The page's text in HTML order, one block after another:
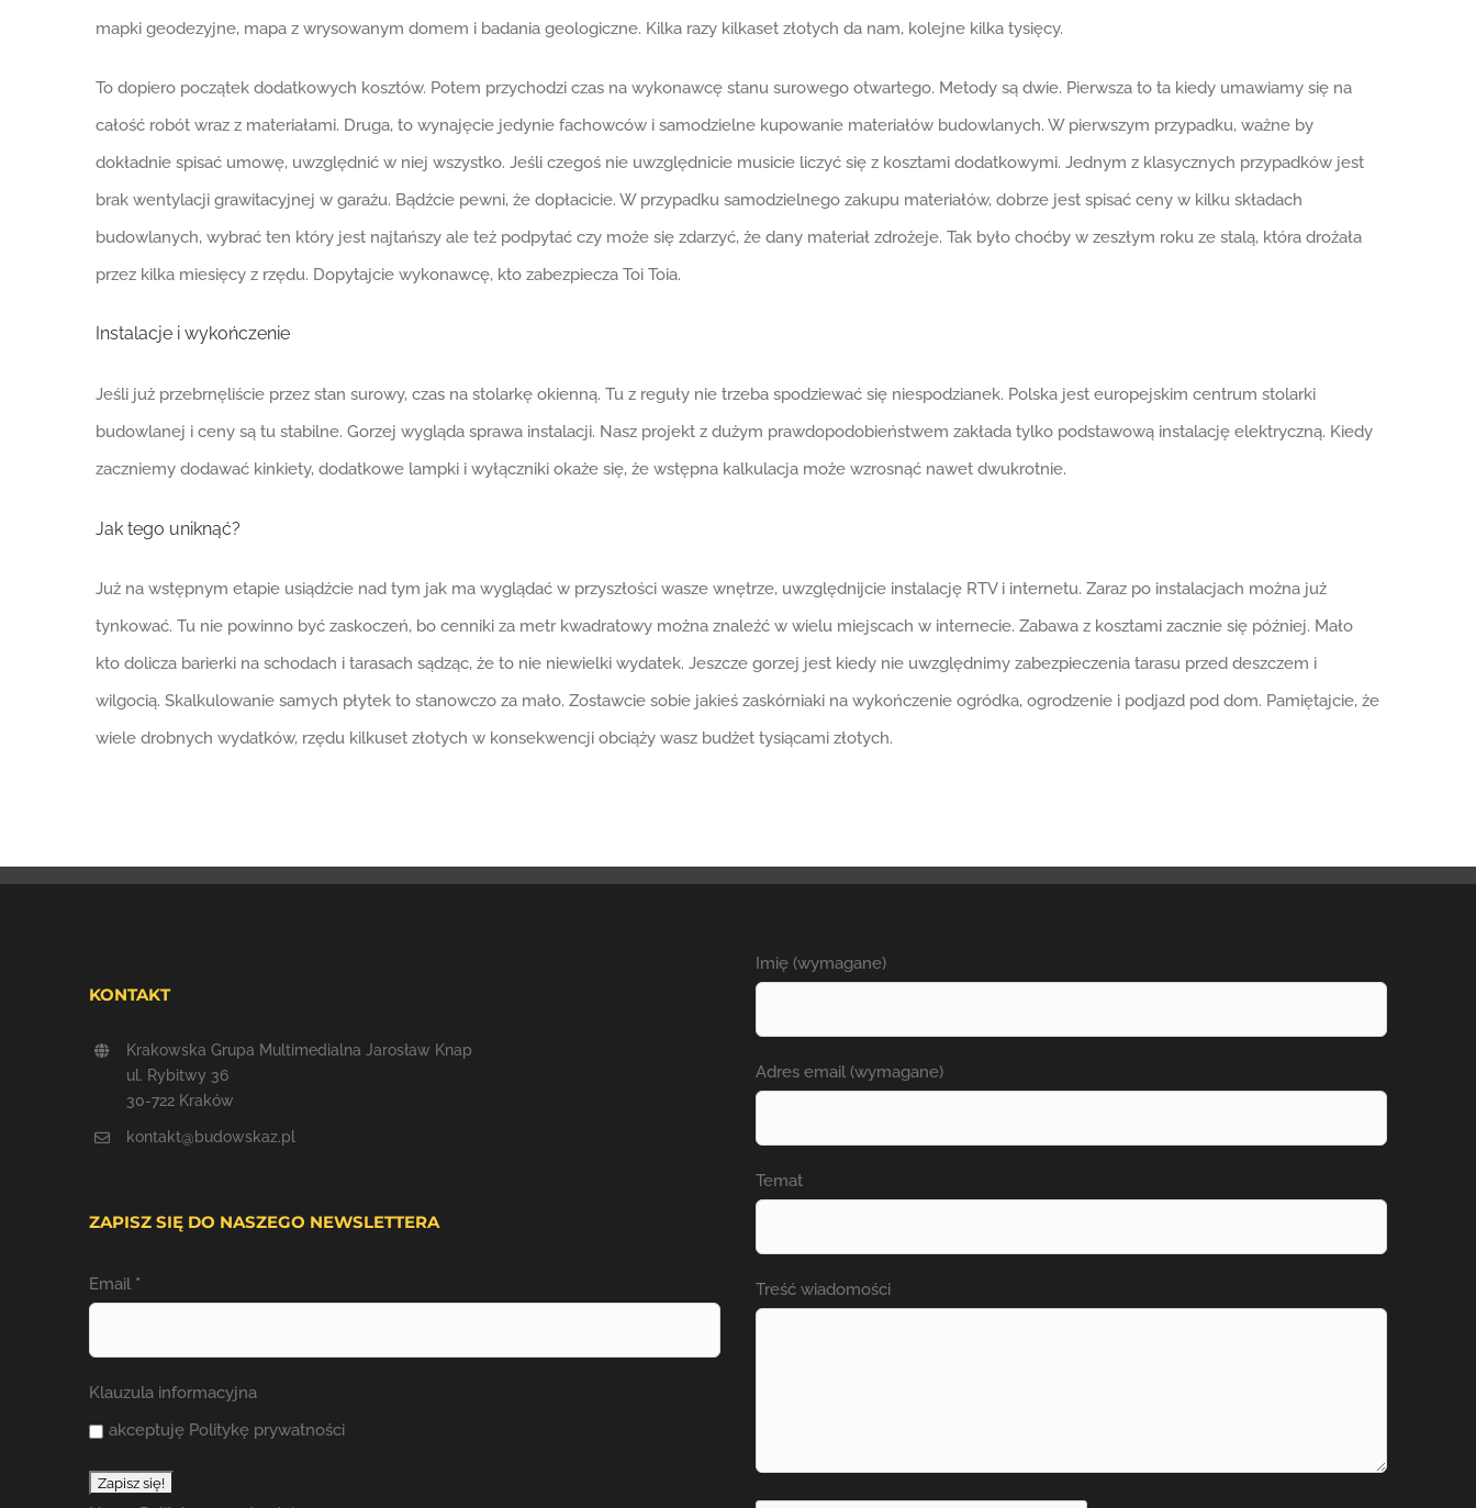
mapki geodezyjne, mapa z wrysowanym domem i badania geologiczne. Kilka razy kilkaset złotych da nam, kolejne kilka tysięcy.
To dopiero początek dodatkowych kosztów. Potem przychodzi czas na wykonawcę stanu surowego otwartego. Metody są dwie. Pierwsza to ta kiedy umawiamy się na
całość robót wraz z materiałami. Druga, to wynajęcie jedynie fachowców i samodzielne kupowanie materiałów budowlanych. W pierwszym przypadku, ważne by
dokładnie spisać umowę, uwzględnić w niej wszystko. Jeśli czegoś nie uwzględnicie musicie liczyć się z kosztami dodatkowymi. Jednym z klasycznych przypadków jest
brak wentylacji grawitacyjnej w garażu. Bądźcie pewni, że dopłacicie. W przypadku samodzielnego zakupu materiałów, dobrze jest spisać ceny w kilku składach
budowlanych, wybrać ten który jest najtańszy ale też podpytać czy może się zdarzyć, że dany materiał zdrożeje. Tak było choćby w zeszłym roku ze stalą, która drożała
przez kilka miesięcy z rzędu. Dopytajcie wykonawcę, kto zabezpiecza Toi Toia.
Instalacje i wykończenie
Jeśli już przebrnęliście przez stan surowy, czas na stolarkę okienną. Tu z reguły nie trzeba spodziewać się niespodzianek. Polska jest europejskim centrum stolarki
budowlanej i ceny są tu stabilne. Gorzej wygląda sprawa instalacji. Nasz projekt z dużym prawdopodobieństwem zakłada tylko podstawową instalację elektryczną. Kiedy
zaczniemy dodawać kinkiety, dodatkowe lampki i wyłączniki okaże się, że wstępna kalkulacja może wzrosnąć nawet dwukrotnie.
Jak tego uniknąć?
Już na wstępnym etapie usiądźcie nad tym jak ma wyglądać w przyszłości wasze wnętrze, uwzględnijcie instalację RTV i internetu. Zaraz po instalacjach można już
tynkować. Tu nie powinno być zaskoczeń, bo cenniki za metr kwadratowy można znaleźć w wielu miejscach w internecie. Zabawa z kosztami zacznie się później. Mało
kto dolicza barierki na schodach i tarasach sądząc, że to nie niewielki wydatek. Jeszcze gorzej jest kiedy nie uwzględnimy zabezpieczenia tarasu przed deszczem i
wilgocią. Skalkulowanie samych płytek to stanowczo za mało. Zostawcie sobie jakieś zaskórniaki na wykończenie ogródka, ogrodzenie i podjazd pod dom. Pamiętajcie, że
wiele drobnych wydatków, rzędu kilkuset złotych w konsekwencji obciąży wasz budżet tysiącami złotych.
KONTAKT
Krakowska Grupa Multimedialna Jarosław Knap
ul. Rybitwy 36
30-722 Kraków
kontakt@budowskaz.pl
ZAPISZ SIĘ DO NASZEGO NEWSLETTERA
Email *
Klauzula informacyjna
akceptuję Politykę prywatności
Imię (wymagane)
Adres email (wymagane)
Temat
Treść wiadomości